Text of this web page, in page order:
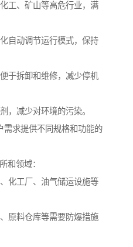
工、矿山等高危行业，满
自动调节运行模式，保持
于拆卸和维修，减少停机
，减少对环境的污染。
需求提供不同规格和功能的
和领域：
化工厂、油气储运设施等
原料仓库等需要防爆措施